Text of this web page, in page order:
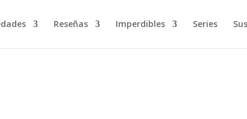
Reseñas Imperdibles Series